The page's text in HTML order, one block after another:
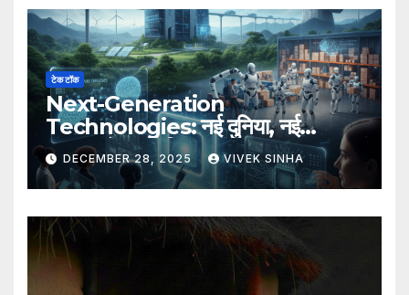
टेक टॉक
Next-Generation
Technologies: नई दुनिया, नई
संभावनाएँ, नया भविष्य
DECEMBER 28, 2025 VIVEK SINHA